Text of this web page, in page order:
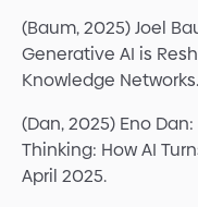
(Baum, 2025) Joel
Generative AI is
Knowledge
(Dan, 2025) Eno
Thinking: How AI
April 2025.